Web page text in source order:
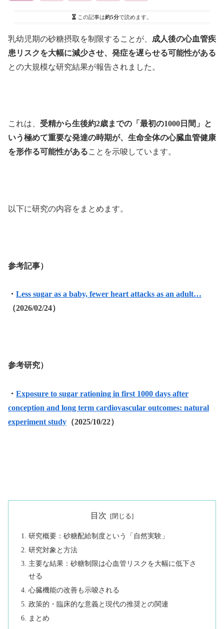
この記事は約5分で読めます。
乳幼児期の砂糖摂取を制限することが、 成人後の心血管疾
患リスクを大幅に減少させ、発症を遅らせる可能性がある
との大規模な研究結果が報告されました。
これは、 受精から生後約2歳までの「最初の1000日間」と
いう極めて重要な発達の時期が、生命全体の心臓血管健康
を形作る可能性があることを示唆しています。
以下に研究の内容をまとめます。
参考記事）
・ Less sugar as a baby, fewer heart attacks as an adult…
（2026/02/24）
参考研究）
・ Exposure to sugar rationing in first 1000 days after
conception and long term cardiovascular outcomes: natural
experiment study （2025/10/22）
目次
研究概要：砂糖配給制度という「自然実験」
研究対象と方法
主要な結果：砂糖制限は心血管リスクを大幅に低下さ
せる
心臓機能の改善も示唆される
政策的・臨床的な意義と現代の推奨との関連
まとめ